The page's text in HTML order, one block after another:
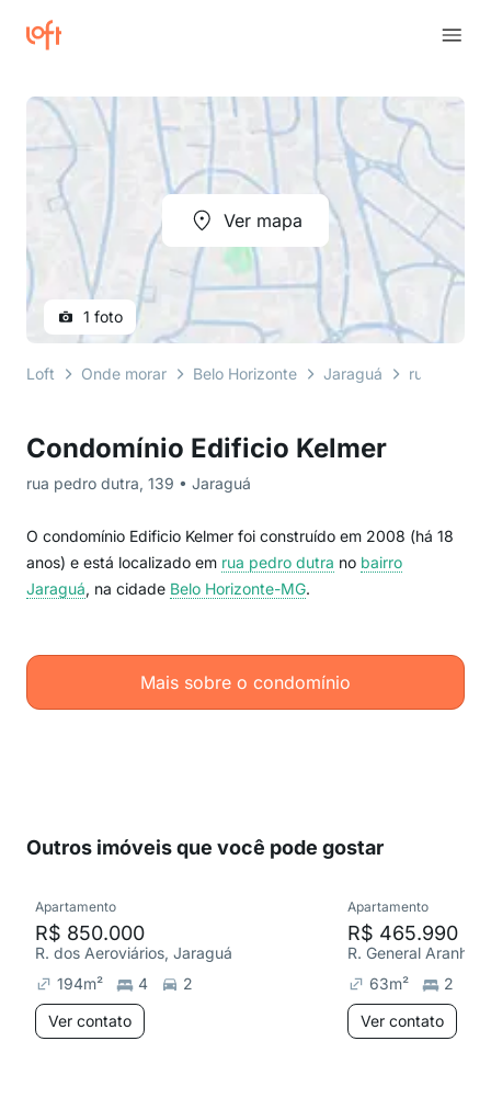
Condomínio Edificio Kelmer
rua pedro dutra, 139 • Jaraguá
O condomínio Edificio Kelmer foi construído em 2008 (há 18
anos) e está localizado em rua pedro dutra no bairro
Jaraguá, na cidade Belo Horizonte-MG.
Mais sobre o condomínio
Ver mapa
1 foto
Loft Onde morar Belo Horizonte Jaraguá rua pedro
Outros imóveis que você pode gostar
Apartamento
R$ 850.000
R. dos Aeroviários, Jaraguá
194m² 4
2
Ver contato
Apartamento
R$ 465.990
R. General Aranha,
63m² 2
Ver contato